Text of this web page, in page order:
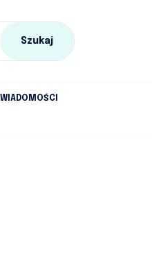
WIADOMOŚCI